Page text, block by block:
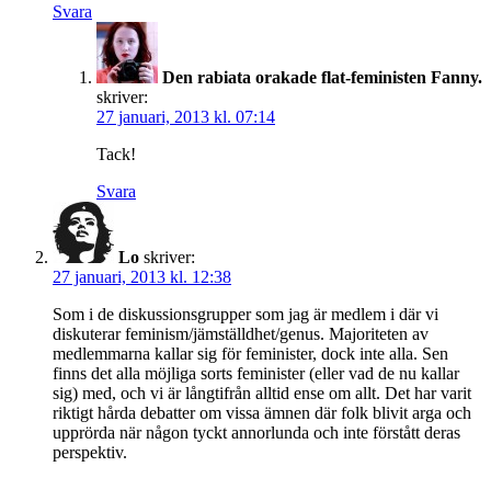
Svara
Den rabiata orakade flat-feministen Fanny.
skriver:
27 januari, 2013 kl. 07:14
Tack!
Svara
Lo skriver:
27 januari, 2013 kl. 12:38
Som i de diskussionsgrupper som jag är medlem i där vi
diskuterar feminism/jämställdhet/genus. Majoriteten av
medlemmarna kallar sig för feminister, dock inte alla. Sen
finns det alla möjliga sorts feminister (eller vad de nu kallar
sig) med, och vi är långtifrån alltid ense om allt. Det har varit
riktigt hårda debatter om vissa ämnen där folk blivit arga och
upprörda när någon tyckt annorlunda och inte förstått deras
perspektiv.